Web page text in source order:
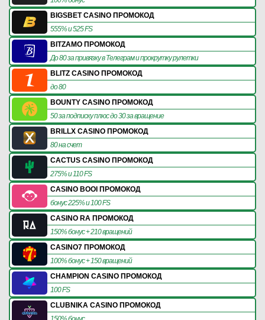
BIGSBET CASINO ПРОМОКОД
555% и 525 FS
BITZAMO ПРОМОКОД
До 80 за привязку в Телеграм и прокрутку рулетки
BLITZ CASINO ПРОМОКОД
до 80
BOUNTY CASINO ПРОМОКОД
50 за подписку плюс до 30 за вращение
BRILLX CASINO ПРОМОКОД
80 на счет
CACTUS CASINO ПРОМОКОД
275% и 110 FS
CASINO BOOI ПРОМОКОД
бонус 225% и 100 FS
CASINO RA ПРОМОКОД
150% бонус + 210 вращений
CASINO7 ПРОМОКОД
100% бонус + 150 вращений
CHAMPION CASINO ПРОМОКОД
100 FS
CLUBNIKA CASINO ПРОМОКОД